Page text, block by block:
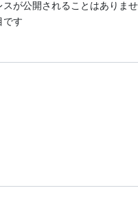
スが公開されることはありませ
です